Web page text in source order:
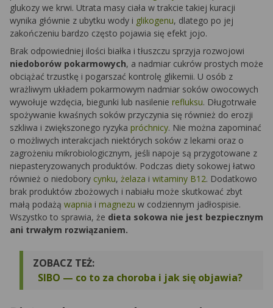
glukozy we krwi. Utrata masy ciała w trakcie takiej kuracji
wynika głównie z ubytku wody i glikogenu, dlatego po jej
zakończeniu bardzo często pojawia się efekt jojo.
Brak odpowiedniej ilości białka i tłuszczu sprzyja rozwojowi
niedoborów pokarmowych, a nadmiar cukrów prostych może
obciążać trzustkę i pogarszać kontrolę glikemii. U osób z
wrażliwym układem pokarmowym nadmiar soków owocowych
wywołuje wzdęcia, biegunki lub nasilenie refluksu. Długotrwałe
spożywanie kwaśnych soków przyczynia się również do erozji
szkliwa i zwiększonego ryzyka próchnicy. Nie można zapominać
o możliwych interakcjach niektórych soków z lekami oraz o
zagrożeniu mikrobiologicznym, jeśli napoje są przygotowane z
niepasteryzowanych produktów. Podczas diety sokowej łatwo
również o niedobory cynku, żelaza i witaminy B12. Dodatkowo
brak produktów zbożowych i nabiału może skutkować zbyt
małą podażą wapnia i magnezu w codziennym jadłospisie.
Wszystko to sprawia, że dieta sokowa nie jest bezpiecznym
ani trwałym rozwiązaniem.
ZOBACZ TEŻ:
SIBO — co to za choroba i jak się objawia?